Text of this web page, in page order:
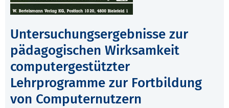
Untersuchungsergebnisse zur
pädagogischen Wirksamkeit
computergestützter
Lehrprogramme zur Fortbildung
von Computernutzern